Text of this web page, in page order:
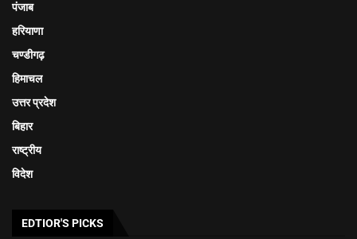
पंजाब
हरियाणा
चण्डीगढ़
हिमाचल
उत्तर प्रदेश
बिहार
राष्ट्रीय
विदेश
EDTIOR'S PICKS